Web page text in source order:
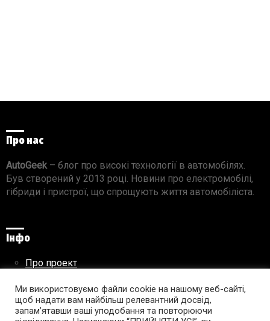
Про нас
AutoGeek– блог про високі технології в автомобілях.
Був створений у 2013 році. Новини про електромобілі,
гібриди і пристрої, що спрощують життя автомобіліста.
Інфо
Про проект
Правила використання матеріалів
Ми використовуємо файли cookie на нашому веб-сайті,
щоб надати вам найбільш релевантний досвід,
запам’ятавши ваші уподобання та повторюючи